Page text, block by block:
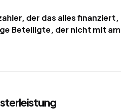
der das alles finanziert,
Beteiligte, der nicht mit am